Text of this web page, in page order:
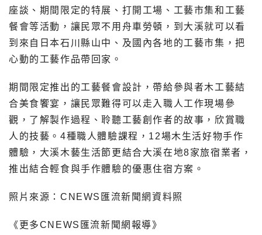
座談、期間限定的特展、打開工場、工藝市集和工藝
餐會等活動，讓民眾不用舟車勞頓，到大溪就可以看
到來自日本石川縣山中、及國內各地的工藝市集，把
心動的工藝作品帶回家。
期間限定推出的工藝餐會設計，帶給參與者木工藝結
合美食饗宴，讓民眾難得可以走入職人工作現場參
觀，了解製作過程、聆聽工藝創作者的故事，欣賞職
人的技藝。4種職人體驗課程，12場木生活好物手作
體驗，大溪木藝生活節更結合大溪在地8家旅宿業者，
推出結合輕食與手作體驗的優惠住宿方案。
照片來源：CNEWS匯流新聞網資料照
《更多CNEWS匯流新聞網報導》